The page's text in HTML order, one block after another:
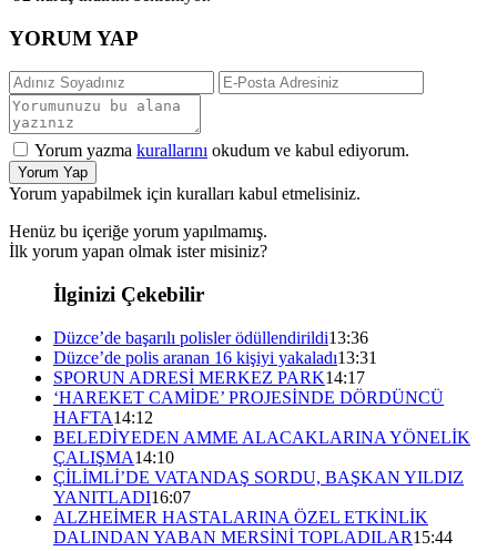
YORUM YAP
Yorum yazma kurallarını okudum ve kabul ediyorum.
Yorum Yap
Yorum yapabilmek için kuralları kabul etmelisiniz.
Henüz bu içeriğe yorum yapılmamış.
İlk yorum yapan olmak ister misiniz?
İlginizi Çekebilir
Düzce’de başarılı polisler ödüllendirildi13:36
Düzce’de polis aranan 16 kişiyi yakaladı13:31
SPORUN ADRESİ MERKEZ PARK14:17
‘HAREKET CAMİDE’ PROJESİNDE DÖRDÜNCÜ
HAFTA14:12
BELEDİYEDEN AMME ALACAKLARINA YÖNELİK
ÇALIŞMA14:10
ÇİLİMLİ’DE VATANDAŞ SORDU, BAŞKAN YILDIZ
YANITLADI16:07
ALZHEİMER HASTALARINA ÖZEL ETKİNLİK
DALINDAN YABAN MERSİNİ TOPLADILAR15:44